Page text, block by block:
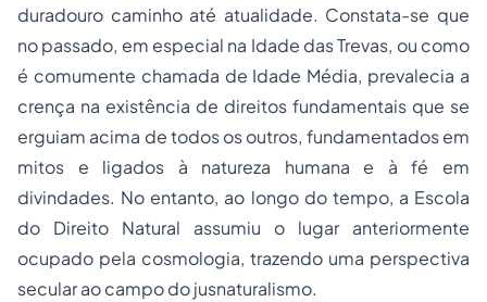
duradouro caminho até atualidade. Constata-se que
no passado, em especial na Idade das Trevas, ou como
é comumente chamada de Idade Média, prevalecia a
crença na existência de direitos fundamentais que se
erguiam acima de todos os outros, fundamentados em
mitos e ligados à natureza humana e à fé em
divindades. No entanto, ao longo do tempo, a Escola
do Direito Natural assumiu o lugar anteriormente
ocupado pela cosmologia, trazendo uma perspectiva
secular ao campo do jusnaturalismo.